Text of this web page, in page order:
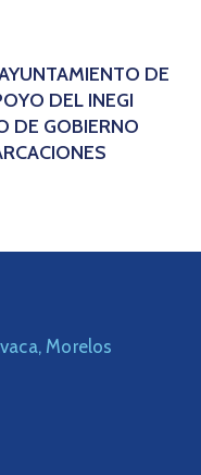
DE
DEL INEGI
DE GOBIERNO
Morelos